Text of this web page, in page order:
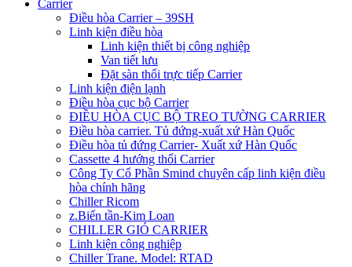
Carrier
Điều hòa Carrier – 39SH
Linh kiện điều hòa
Linh kiện thiết bị công nghiệp
Van tiết lưu
Đặt sàn thổi trực tiếp Carrier
Linh kiện điện lạnh
Điều hòa cục bộ Carrier
ĐIỀU HÒA CỤC BỘ TREO TƯỜNG CARRIER
Điều hòa carrier. Tủ đứng-xuất xứ Hàn Quốc
Điều hòa tủ đứng Carrier- Xuất xứ Hàn Quốc
Cassette 4 hướng thổi Carrier
Công Ty Cổ Phần Smind chuyên cấp linh kiện điều
hòa chính hãng
Chiller Ricom
z.Biến tần-Kim Loan
CHILLER GIÓ CARRIER
Linh kiện công nghiệp
Chiller Trane. Model: RTAD